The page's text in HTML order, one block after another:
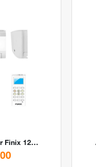
By Digital Stores